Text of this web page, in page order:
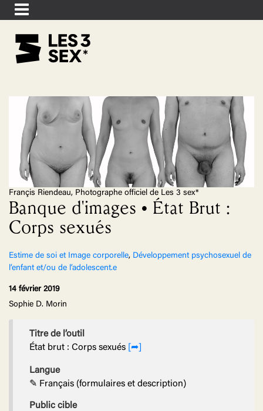
Françis Riendeau, Photographe officiel de Les 3 sex*
Banque d'images • État Brut :
Corps sexués
Estime de soi et Image corporelle, Développement psychosexuel de
l’enfant et/ou de l’adolescent.e
14 février 2019
Sophie D. Morin
Titre de l’outil
État brut : Corps sexués
[➦]
Langue
✎ Français (formulaires et description)
Public cible